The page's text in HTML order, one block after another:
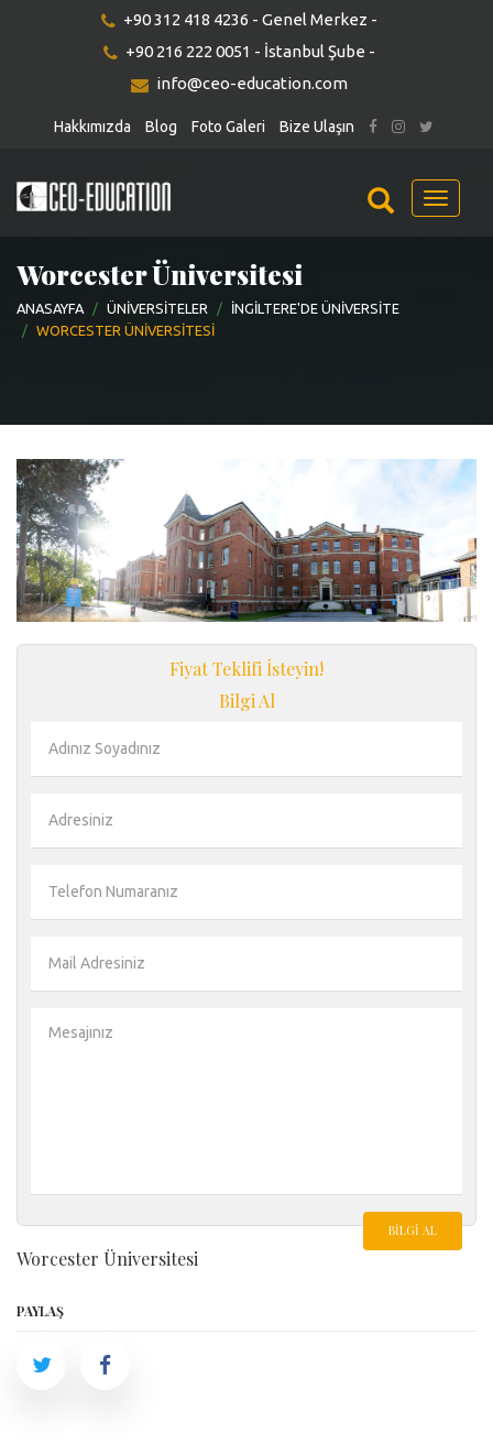
+90 312 418 4236 - Genel Merkez -
+90 216 222 0051 - İstanbul Şube -
info@ceo-education.com
Hakkımızda Blog Foto Galeri Bize Ulaşın
Menu
Worcester Üniversitesi
ANASAYFA ÜNIVERSITELER
İNGILTERE'DE ÜNIVERSITE
WORCESTER ÜNIVERSITESI
Fiyat Teklifi İsteyin!
Bilgi Al
BILGI AL
Worcester Üniversitesi
PAYLAŞ